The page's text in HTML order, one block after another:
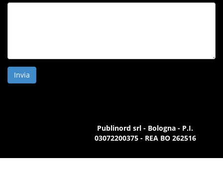
Invia
Publinord srl - Bologna - P.I.
03072200375 - REA BO 262516